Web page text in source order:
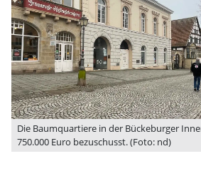
Die Baumquartiere in der Bückeburger
750.000 Euro bezuschusst. (Foto: nd)